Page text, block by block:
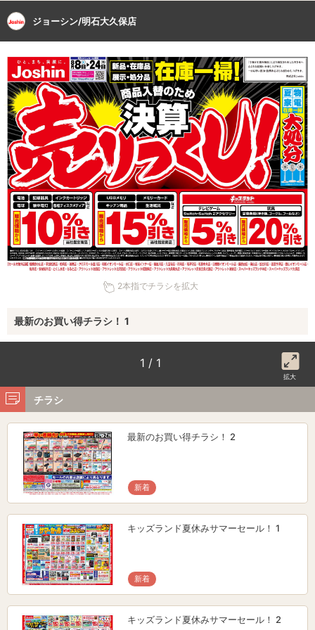
ジョーシン/明石大久保店
2本指でチラシを拡大
最新のお買い得チラシ！ 1
1 / 1
拡大
チラシ
最新のお買い得チラシ！ 2
新着
キッズランド夏休みサマーセール！ 1
新着
キッズランド夏休みサマーセール！ 2